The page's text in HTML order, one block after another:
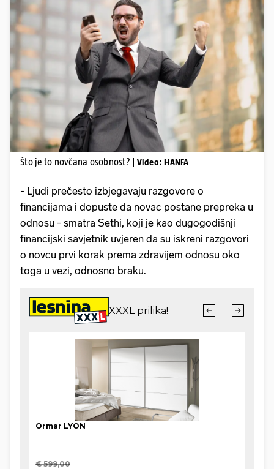
Pokretanje videa...
Što je to novčana osobnost? | Video: HANFA
- Ljudi prečesto izbjegavaju razgovore o
financijama i dopuste da novac postane prepreka u
odnosu - smatra Sethi, koji je kao dugogodišnji
financijski savjetnik uvjeren da su iskreni razgovori
o novcu prvi korak prema zdravijem odnosu oko
toga u vezi, odnosno braku.